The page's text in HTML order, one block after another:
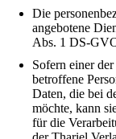
Die
angebotene
Abs. 1 DS-
Sofern einer
betroffene
Daten, die bei
möchte, kann
für die